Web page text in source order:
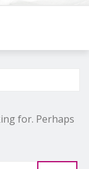
for. Perhaps